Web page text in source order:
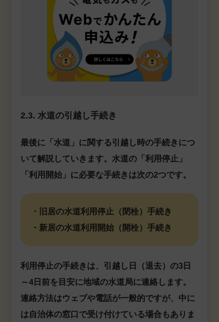
2.3. 水道の引越し手続き
最後に「水道」に関する引越し時の手続きにつ
いて解説していきます。水道の「利用停止」
「利用開始」に必要な手続きは次の2つです。
・旧居の水道利用停止（閉栓）手続き
・新居の水道利用開始（開栓）手続き
利用停止の手続きは、引越し日（退去）の3日
～4日前を目安に地域の水道局に連絡します。
連絡方法はウェブや電話が一般的ですが、中に
は自治体の窓口で受け付けている場合もありま